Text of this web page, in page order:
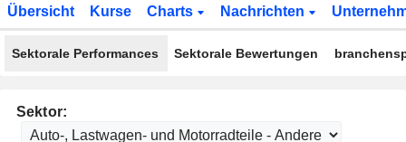
Übersicht Kurse Charts Nachrichten
Sektorale Performances Sektorale Bewertungen
Sektor: